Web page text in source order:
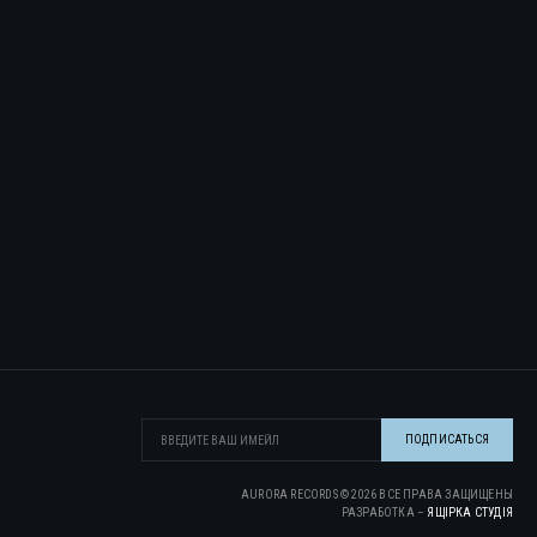
AURORA RECORDS ©2026 ВСЕ ПРАВА ЗАЩИЩЕНЫ
РАЗРАБОТКА – ЯЩІРКА CТУДІЯ